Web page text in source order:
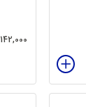
142,000 تومان